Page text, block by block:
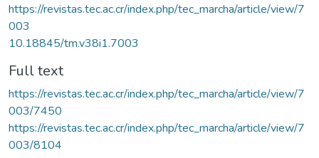
https://revistas.tec.ac.cr/index.php/tec_marcha/article/view/7
003
10.18845/tm.v38i1.7003
Full text
https://revistas.tec.ac.cr/index.php/tec_marcha/article/view/7
003/7450
https://revistas.tec.ac.cr/index.php/tec_marcha/article/view/7
003/8104